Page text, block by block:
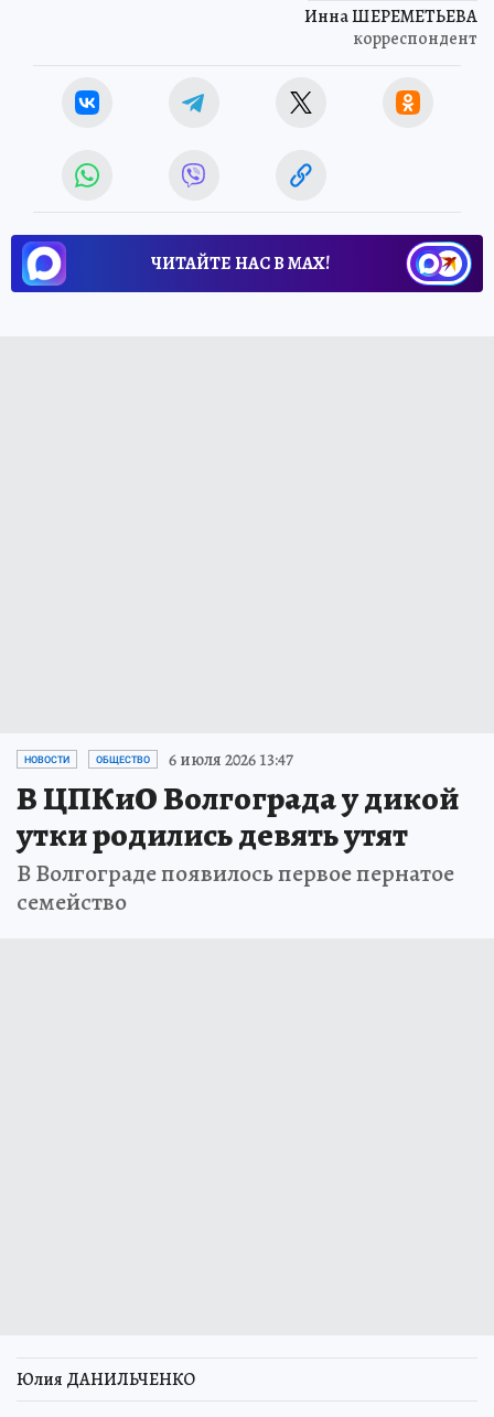
Инна ШЕРЕМЕТЬЕВА
корреспондент
ЧИТАЙТЕ НАС В МАХ!
НОВОСТИ ОБЩЕСТВО 6 июля 2026 13:47
В ЦПКиО Волгограда у дикой
утки родились девять утят
В Волгограде появилось первое пернатое
семейство
Юлия ДАНИЛЬЧЕНКО